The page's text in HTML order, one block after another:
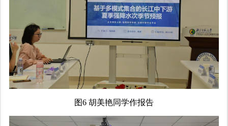
图6 胡美艳同学作报告